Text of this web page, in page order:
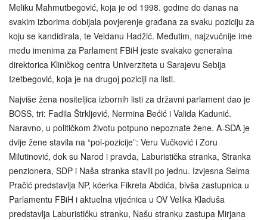
Meliku Mahmutbegović, koja je od 1998. godine do danas na
svakim izborima dobijala povjerenje građana za svaku poziciju za
koju se kandidirala, te Veldanu Hadžić. Međutim, najzvučnije ime
među imenima za Parlament FBiH jeste svakako generalna
direktorica Kliničkog centra Univerziteta u Sarajevu Sebija
Izetbegović, koja je na drugoj poziciji na listi.
Najviše žena nositeljica izbornih listi za državni parlament dao je
BOSS, tri: Fadila Štrkljević, Nermina Bećić i Valida Kadunić.
Naravno, u političkom životu potpuno nepoznate žene. A‑SDA je
dvije žene stavila na “pol-pozicije”: Veru Vučković i Zoru
Milutinović, dok su Narod i pravda, Laburistička stranka, Stranka
penzionera, SDP i Naša stranka stavili po jednu. Izvjesna Selma
Pračić predstavlja NP, kćerka Fikreta Abdića, bivša zastupnica u
Parlamentu FBiH i aktuelna vijećnica u OV Velika Kladuša
predstavlja Laburističku stranku, Našu stranku zastupa Mirjana